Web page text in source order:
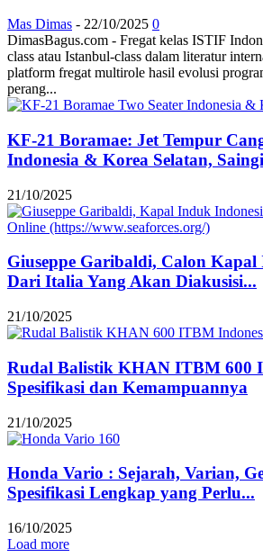
Mas Dimas - 22/10/2025 0
DimasBagus.com - Fregat kelas ISTIF
class atau Istanbul-class dalam literatur
platform fregat multirole hasil evolusi
perang...
KF-21 Boramae: Jet Tempur
Indonesia & Korea Selatan,
21/10/2025
Giuseppe Garibaldi, Calon
Dari Italia Yang Akan Diakusisi...
21/10/2025
Rudal Balistik KHAN ITBM 600
Spesifikasi dan Kemampuannya
21/10/2025
Honda Vario : Sejarah, Varian,
Spesifikasi Lengkap yang Perlu...
16/10/2025
Load more